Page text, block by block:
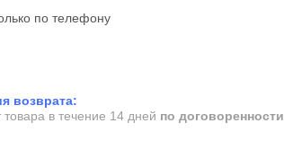
по телефону
товара в течение 14 дней по договоренности